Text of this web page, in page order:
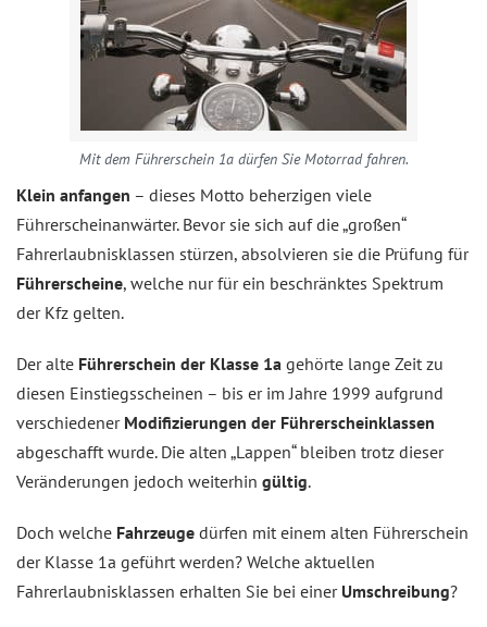
Mit dem Führerschein 1a dürfen Sie Motorrad fahren.
Klein anfangen – dieses Motto beherzigen viele
Führerscheinanwärter. Bevor sie sich auf die „großen“
Fahrerlaubnisklassen stürzen, absolvieren sie die Prüfung für
Führerscheine, welche nur für ein beschränktes Spektrum
der Kfz gelten.
Der alte Führerschein der Klasse 1a gehörte lange Zeit zu
diesen Einstiegsscheinen – bis er im Jahre 1999 aufgrund
verschiedener Modifizierungen der Führerscheinklassen
abgeschafft wurde. Die alten „Lappen“ bleiben trotz dieser
Veränderungen jedoch weiterhin gültig.
Doch welche Fahrzeuge dürfen mit einem alten Führerschein
der Klasse 1a geführt werden? Welche aktuellen
Fahrerlaubnisklassen erhalten Sie bei einer Umschreibung?